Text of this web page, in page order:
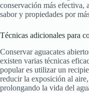
conservación más efectiva,
sabor y propiedades por
Técnicas adicionales para
Conservar aguacates
existen varias técnicas
popular es utilizar un
reducir la exposición al
prolongando la vida del